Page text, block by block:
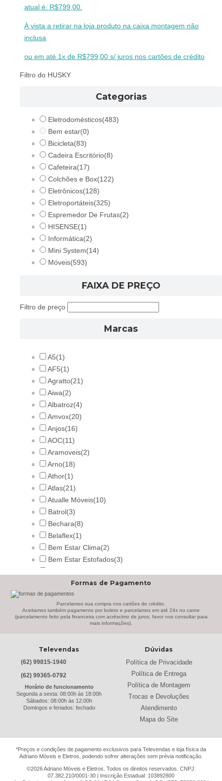
atual é: R$799,00.
À vista a retirar na loja produto na caixa montagem não
inclusa
ou em até 1x de R$799,00 s/ juros nos cartões de crédito
Filtro do HUSKY
Categorias
Eletrodomésticos(483)
Bem estar(0)
Bicicleta(83)
Cadeira Escritório(8)
Cafeteira(17)
Colchões e Box(122)
Eletrônicos(128)
Eletroportáteis(325)
Espremedor De Frutas(2)
HISENSE(1)
Informática(2)
Mini System(14)
Móveis(593)
FAIXA DE PREÇO
Filtro de preço
Marcas
A5(1)
AF5(1)
Agratto(21)
Aiwa(2)
Albatroz(4)
Amvox(20)
Anjos(16)
AOC(11)
Aramoveis(2)
Arno(18)
Athor(1)
Atlas(21)
Atualle Móveis(10)
Batrol (3)
Bechara(8)
Belaflex(1)
Bem Estar Clima(2)
Bem Estar Estofados(3)
Bertolini(2)
Best(9)
Black & Decker(13)
Braslar (6)
Canaã Moveis
Canaã Móveis(2)
Carioca Móveis
Chamalux(3)
Clarice(13)
Colibri(11)
Formas de Pagamento
Parcelamos sua compra nos cartões de crédito.
Aceitamos também pagamento por boleto e parcelamos em até 24x no carne
(parcelamento feito pela financeira com acréscimo de juros, favor nos consultar para
mais informações).
Televendas
(62) 99815-1940
(62) 99365-0792
Horário de funcionamento
Segunda a sexta: 08:00h às 18:00h
Sábados: 08:00h às 12:00h
Domingos e feriados: fechado
Dúvidas
Política de Privacidade
Política de Entrega
Política de Montagem
Trocas e Devoluções
Atendimento
Mapa do Site
*Preços e condições de pagamento exclusivos para Televendas e loja física da
Adriano Móveis e Eletros, podendo sofrer alterações sem prévia notificação.
©2026 Adriano Móveis e Eletros. Todos os direitos reservados. CNPJ:
07.382.210/0001-30 | Inscrição Estadual: 103892800